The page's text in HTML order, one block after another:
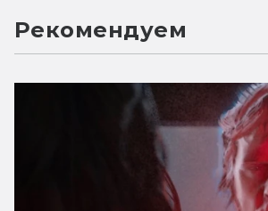
Рекомендуем